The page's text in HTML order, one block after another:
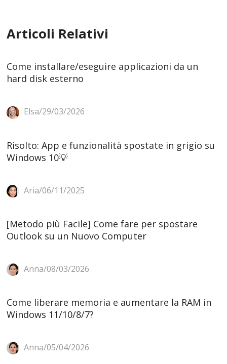
Articoli Relativi
Come installare/eseguire applicazioni da un
hard disk esterno
Elsa/29/03/2026
Risolto: App e funzionalità spostate in grigio su
Windows 10💡
Aria/06/11/2025
[Metodo più Facile] Come fare per spostare
Outlook su un Nuovo Computer
Anna/08/03/2026
Come liberare memoria e aumentare la RAM in
Windows 11/10/8/7?
Anna/05/04/2026